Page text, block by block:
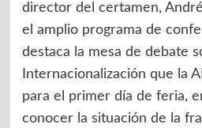
director del certamen,
el amplio programa de
destaca la mesa de debate
Internacionalización que la
para el primer día de feria,
conocer la situación de la